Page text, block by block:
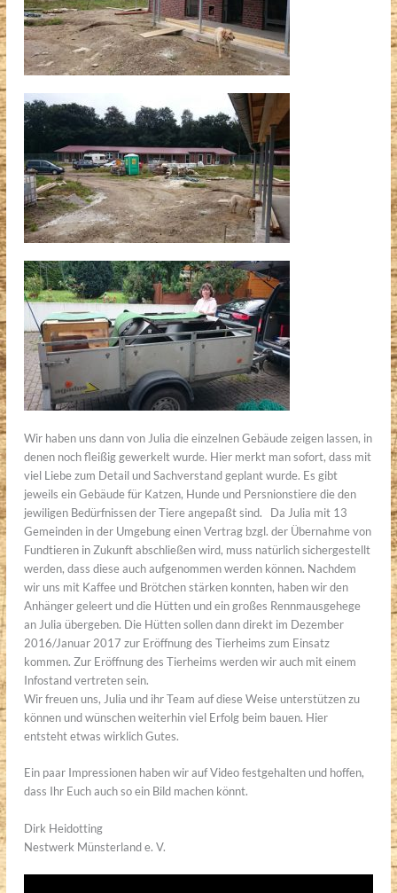
Wir haben uns dann von Julia die einzelnen Gebäude zeigen lassen, in
denen noch fleißig gewerkelt wurde. Hier merkt man sofort, dass mit
viel Liebe zum Detail und Sachverstand geplant wurde. Es gibt
jeweils ein Gebäude für Katzen, Hunde und Persnionstiere die den
jewiligen Bedürfnissen der Tiere angepaßt sind. Da Julia mit 13
Gemeinden in der Umgebung einen Vertrag bzgl. der Übernahme von
Fundtieren in Zukunft abschließen wird, muss natürlich sichergestellt
werden, dass diese auch aufgenommen werden können. Nachdem
wir uns mit Kaffee und Brötchen stärken konnten, haben wir den
Anhänger geleert und die Hütten und ein großes Rennmausgehege
an Julia übergeben. Die Hütten sollen dann direkt im Dezember
2016/Januar 2017 zur Eröffnung des Tierheims zum Einsatz
kommen. Zur Eröffnung des Tierheims werden wir auch mit einem
Infostand vertreten sein.
Wir freuen uns, Julia und ihr Team auf diese Weise unterstützen zu
können und wünschen weiterhin viel Erfolg beim bauen. Hier
entsteht etwas wirklich Gutes.
Ein paar Impressionen haben wir auf Video festgehalten und hoffen,
dass Ihr Euch auch so ein Bild machen könnt.
Dirk Heidotting
Nestwerk Münsterland e. V.